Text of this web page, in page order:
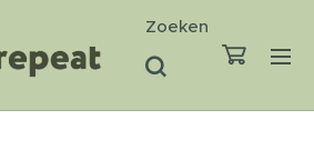
Zoeken